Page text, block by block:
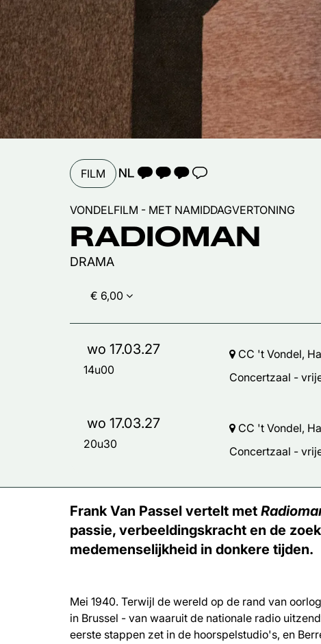
FILM TAALICOON 3
RADIOMAN
DRAMA
VONDELFILM - MET NAMIDDAGVERTONING
€ 6,00
wo 17.03.27
14u00
CC 't Vondel,
Concertzaal -
wo 17.03.27
20u30
CC 't Vondel,
Concertzaal -
Frank Van Passel vertelt met
passie, verbeeldingskracht en de
medemenselijkheid in donkere tijden.
Mei 1940. Terwijl de wereld op de rand van
in Brussel - van waaruit de nationale radio
eerste stappen zet in de hoorspelstudio's, en